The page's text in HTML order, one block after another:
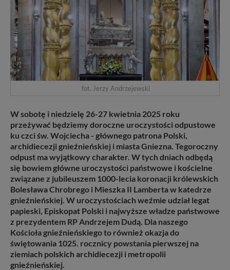
fot. Jerzy Andrzejewski
W sobotę i niedzielę 26-27 kwietnia 2025 roku
przeżywać będziemy doroczne uroczystości odpustowe
ku czci św. Wojciecha - głównego patrona Polski,
archidiecezji gnieźnieńskiej i miasta Gniezna. Tegoroczny
odpust ma wyjątkowy charakter. W tych dniach odbędą
się bowiem główne uroczystości państwowe i kościelne
związane z jubileuszem 1000-lecia koronacji królewskich
Bolesława Chrobrego i Mieszka II Lamberta w katedrze
gnieźnieńskiej. W uroczystościach weźmie udział legat
papieski, Episkopat Polski i najwyższe władze państwowe
z prezydentem RP Andrzejem Dudą. Dla naszego
Kościoła gnieźnieńskiego to również okazja do
świętowania 1025. rocznicy powstania pierwszej na
ziemiach polskich archidiecezji i metropolii
gnieźnieńskiej.